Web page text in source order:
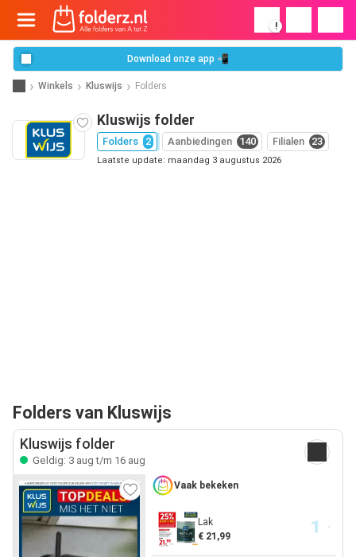
!
Download onze app 📲
Winkels Kluswijs Folders
Kluswijs folder
Folders 2 Aanbiedingen 140 Filialen 23
Laatste update: maandag 3 augustus 2026
Folders van Kluswijs
Kluswijs folder
Geldig: 3 aug t/m 16 aug
Vaak bekeken
Lak
€ 21,99